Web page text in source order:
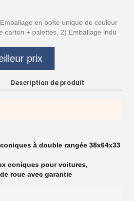
en boîte unique de couleur
carton + palettes, 2) Emballage indu
prix
Description de produit
à double rangée 38x64x33
coniques pour voitures,
roue avec garantie